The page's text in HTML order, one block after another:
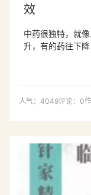
效
中药很独特，就
升，有的药往下
人气：4049评论：0